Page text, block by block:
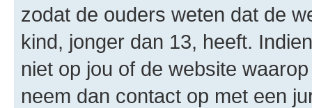
zodat de ouders weten dat de
kind, jonger dan 13, heeft.
niet op jou of de website
neem dan contact op met een